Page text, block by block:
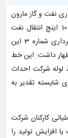
نفت و گاز مارون
مهندس قباد ناصری با بیان اینکه احداث خط لوله 10 اینچ انتقال نفت
نمکی از واحد بهره برداری شماره 5 به واحد بهره برداری شماره 3 این
داشت: این خط
خطوط لوله شرکت احداث
شایسته تقدیر به
کارکنان شرکت
افزایش تولید را